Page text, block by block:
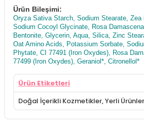
Ürün Bileşimi:
Oryza Sativa Starch, Sodium Stearate, Zea
Sodium Cocoyl Glycinate, Rosa
Bentonite, Glycerin, Aqua, Silica, Zinc
Oat Amino Acids, Potassium Sorbate,
Phytate, CI 77491 (Iron Oxydes), Rosa
77499 (Iron Oxydes), Geraniol*, Citronellol*
Ürün Etiketleri
Doğal İçerikli Kozmetikler,Yerli Ürünler